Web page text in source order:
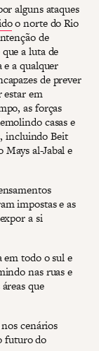
alguns ataques
o norte do Rio
de
a luta de
e a qualquer
de prever
estar em
as forças
casas e
incluindo Beit
Mays al-Jabal e
impostas e as
a si
em todo o sul e
nas ruas e
que
cenários
futuro do